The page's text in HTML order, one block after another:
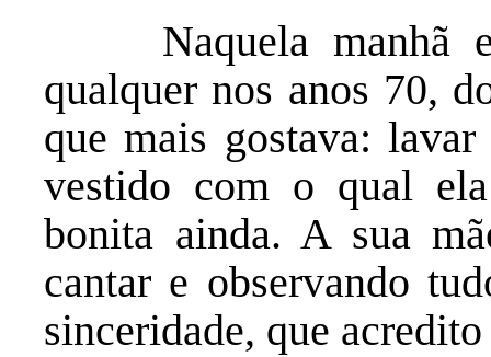
Naquela manhã
qualquer nos anos 70,
que mais gostava:
vestido com o qual
bonita ainda. A sua
cantar e observando
sinceridade, que